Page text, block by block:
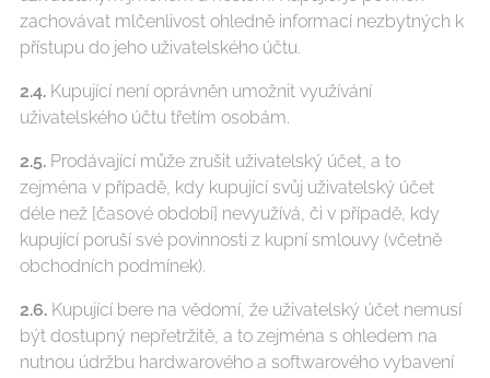
zachovávat mlčenlivost ohledně informací nezbytných k
přístupu do jeho uživatelského účtu.
2.4. Kupující není oprávněn umožnit využívání
uživatelského účtu třetím osobám.
2.5. Prodávající může zrušit uživatelský účet, a to
zejména v případě, kdy kupující svůj uživatelský účet
déle než [časové období] nevyužívá, či v případě, kdy
kupující poruší své povinnosti z kupní smlouvy (včetně
obchodních podmínek).
2.6. Kupující bere na vědomí, že uživatelský účet nemusí
být dostupný nepřetržitě, a to zejména s ohledem na
nutnou údržbu hardwarového a softwarového vybavení